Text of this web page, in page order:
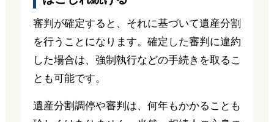
審判が確定すると、それに基づいて遺産分割
を行うことになります。確定した審判に違約
した場合は、強制執行などの手続きを取るこ
とも可能です。
遺産分割調停や審判は、何年もかかることも